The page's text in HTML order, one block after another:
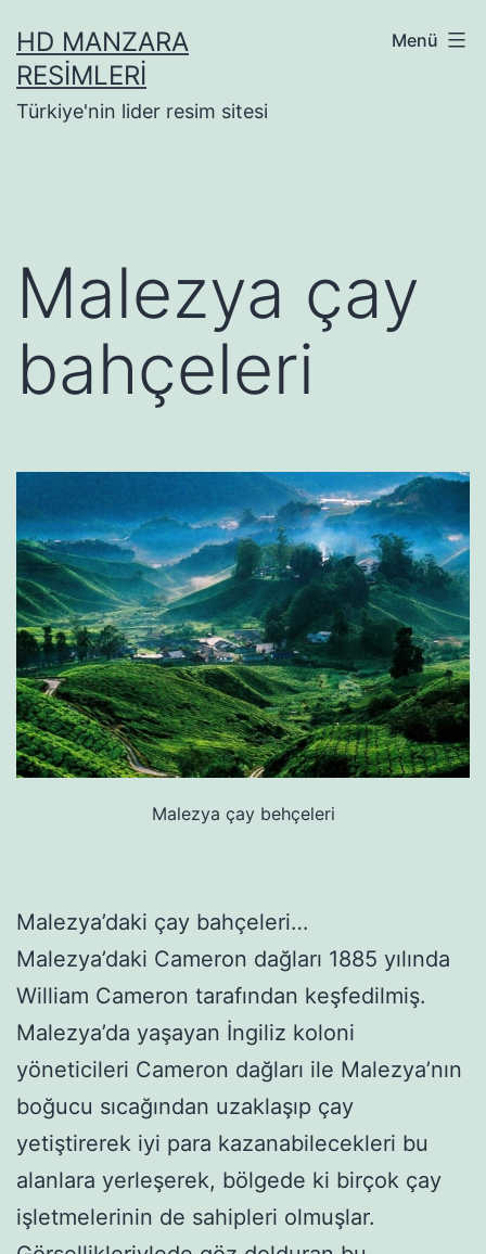
geçHD MANZARA
RESIMLERI
Türkiye'nin lider resim sitesi
Menü
Malezya çay
bahçeleri
Malezya çay behçeleri
Malezya’daki çay bahçeleri…
Malezya’daki Cameron dağları 1885 yılında
William Cameron tarafından keşfedilmiş.
Malezya’da yaşayan İngiliz koloni
yöneticileri Cameron dağları ile Malezya’nın
boğucu sıcağından uzaklaşıp çay
yetiştirerek iyi para kazanabilecekleri bu
alanlara yerleşerek, bölgede ki birçok çay
işletmelerinin de sahipleri olmuşlar.